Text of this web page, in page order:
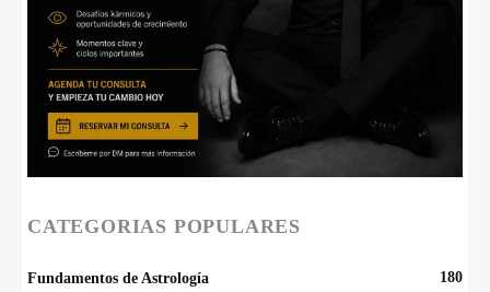
CATEGORIAS POPULARES
Fundamentos de Astrología 180